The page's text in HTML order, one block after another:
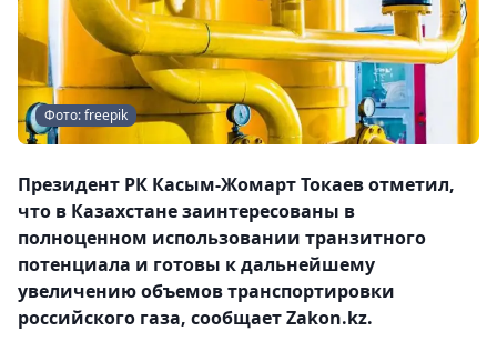
Фото: freepik
Президент РК Касым-Жомарт Токаев отметил,
что в Казахстане заинтересованы в
полноценном использовании транзитного
потенциала и готовы к дальнейшему
увеличению объемов транспортировки
российского газа, сообщает Zakon.kz.